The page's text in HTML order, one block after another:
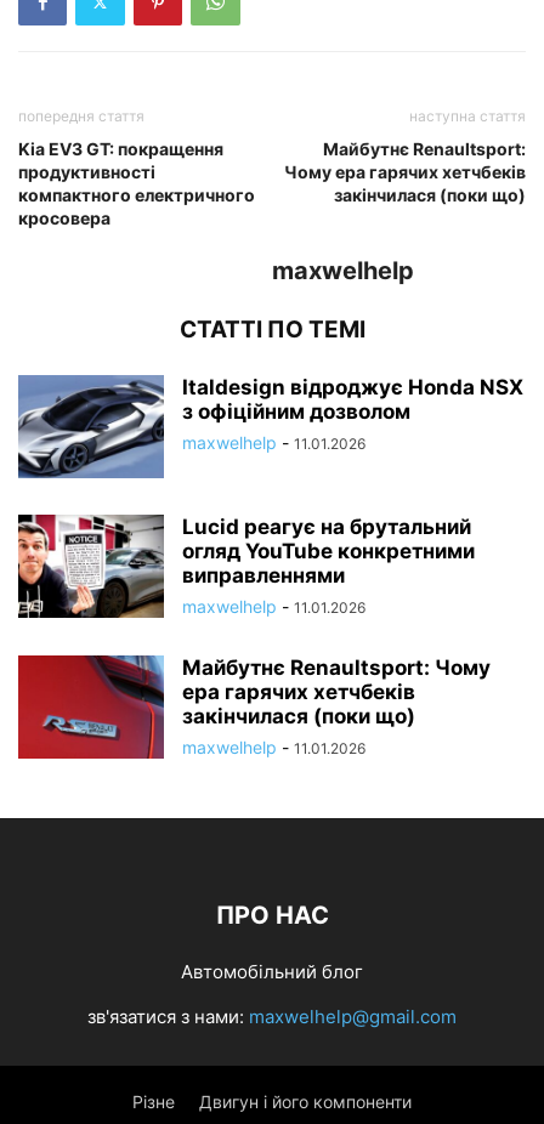
попередня стаття
Kia EV3 GT: покращення
продуктивності
компактного електричного
кросовера
наступна стаття
Майбутнє Renaultsport:
Чому ера гарячих хетчбеків
закінчилася (поки що)
maxwelhelp
СТАТТІ ПО ТЕМІ
Italdesign відроджує Honda NSX
з офіційним дозволом
maxwelhelp - 11.01.2026
Lucid реагує на брутальний
огляд YouTube конкретними
виправленнями
maxwelhelp - 11.01.2026
Майбутнє Renaultsport: Чому
ера гарячих хетчбеків
закінчилася (поки що)
maxwelhelp - 11.01.2026
ПРО НАС
Автомобільний блог
зв'язатися з нами: maxwelhelp@gmail.com
Різне Двигун і його компоненти